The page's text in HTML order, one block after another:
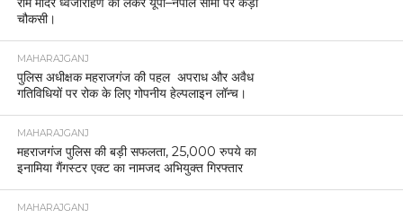
चौकसी।
MAHARAJGANJ
पुलिस अधीक्षक महराजगंज की पहल अपराध और अवैध
गतिविधियों पर रोक के लिए गोपनीय हेल्पलाइन लॉन्च।
MAHARAJGANJ
महराजगंज पुलिस की बड़ी सफलता, 25,000 रुपये का
इनामिया गैंगस्टर एक्ट का नामजद अभियुक्त गिरफ्तार
MAHARAJGANJ